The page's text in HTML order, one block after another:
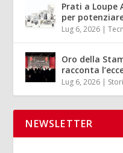
Prati a Loupe
per
Lug 6, 2026 |
Oro della
racconta
Lug 6, 2026
NEWSLETTER